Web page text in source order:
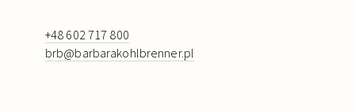
+48 602 717 800
brb@barbarakohlbrenner.pl